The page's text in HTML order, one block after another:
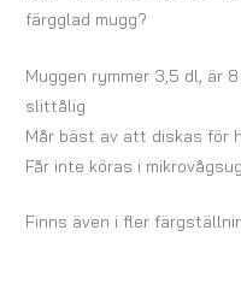
färgglad mugg?
Muggen rymmer 3,5 dl, är
slittålig
Mår bäst av att diskas för
Får inte köras i
Finns även i fler